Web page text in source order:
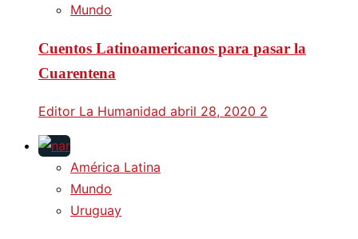
Mundo
Cuentos Latinoamericanos para pasar la
Cuarentena
Editor La Humanidad abril 28, 2020 2
América Latina
Mundo
Uruguay